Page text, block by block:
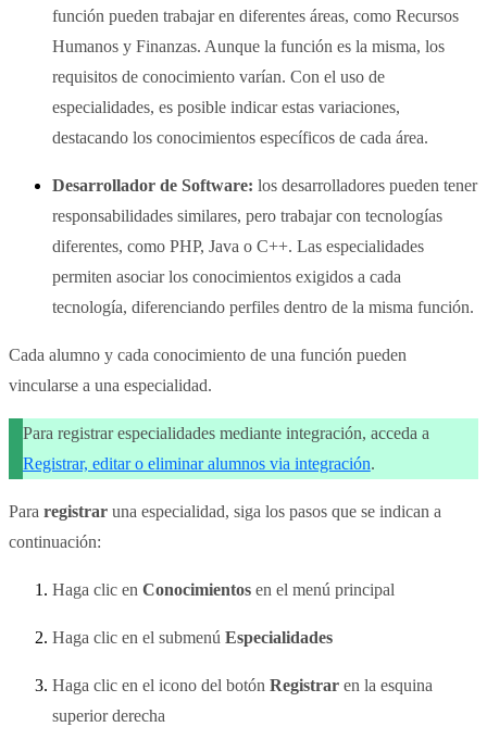
función pueden trabajar en diferentes áreas, como Recursos
Humanos y Finanzas. Aunque la función es la misma, los
requisitos de conocimiento varían. Con el uso de
especialidades, es posible indicar estas variaciones,
destacando los conocimientos específicos de cada área.
Desarrollador de Software: los desarrolladores pueden tener
responsabilidades similares, pero trabajar con tecnologías
diferentes, como PHP, Java o C++. Las especialidades
permiten asociar los conocimientos exigidos a cada
tecnología, diferenciando perfiles dentro de la misma función.
Cada alumno y cada conocimiento de una función pueden
vincularse a una especialidad.
Para registrar especialidades mediante integración, acceda a
Registrar, editar o eliminar alumnos via integración.
Para registrar una especialidad, siga los pasos que se indican a
continuación:
Haga clic en Conocimientos en el menú principal
Haga clic en el submenú Especialidades
Haga clic en el icono del botón Registrar en la esquina
superior derecha